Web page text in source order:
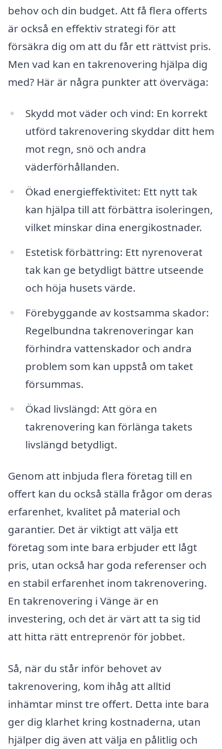
behov och din budget. Att få flera offerts
är också en effektiv strategi för att
försäkra dig om att du får ett rättvist pris.
Men vad kan en takrenovering hjälpa dig
med? Här är några punkter att överväga:
Skydd mot väder och vind: En korrekt
utförd takrenovering skyddar ditt hem
mot regn, snö och andra
väderförhållanden.
Ökad energieffektivitet: Ett nytt tak
kan hjälpa till att förbättra isoleringen,
vilket minskar dina energikostnader.
Estetisk förbättring: Ett nyrenoverat
tak kan ge betydligt bättre utseende
och höja husets värde.
Förebyggande av kostsamma skador:
Regelbundna takrenoveringar kan
förhindra vattenskador och andra
problem som kan uppstå om taket
försummas.
Ökad livslängd: Att göra en
takrenovering kan förlänga takets
livslängd betydligt.
Genom att inbjuda flera företag till en
offert kan du också ställa frågor om deras
erfarenhet, kvalitet på material och
garantier. Det är viktigt att välja ett
företag som inte bara erbjuder ett lågt
pris, utan också har goda referenser och
en stabil erfarenhet inom takrenovering.
En takrenovering i Vänge är en
investering, och det är värt att ta sig tid
att hitta rätt entreprenör för jobbet.
Så, när du står inför behovet av
takrenovering, kom ihåg att alltid
inhämtar minst tre offert. Detta inte bara
ger dig klarhet kring kostnaderna, utan
hjälper dig även att välja en pålitlig och